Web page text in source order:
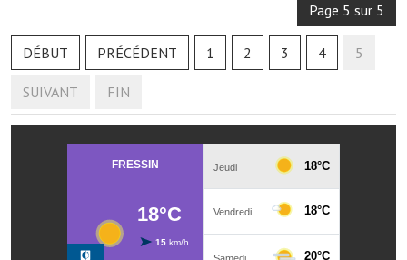
Actions et projets
Procès verbaux des conseils municipaux
Communication
Le bulletin municipal : Fressinfo & Le Fressinois
Toutes les publications
Page 5 sur 5
DÉBUT PRÉCÉDENT 1 2 3 4 5
SUIVANT FIN